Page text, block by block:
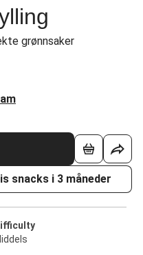
grønnsaker
snacks i 3 måneder